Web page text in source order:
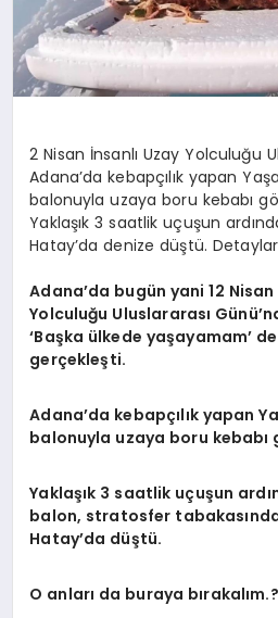
2 Nisan İnsanlı Uzay Yolculuğu
Adana’da kebapçılık yapan
balonuyla uzaya boru kebabı
Yaklaşık 3 saatlik uçuşun
Hatay’da denize düştü.
Adana’da bugün yani 12 Nisan
Yolculuğu Uluslararası
‘Başka ülkede yaşayamam’
gerçekleşti.
Adana’da kebapçılık yapan
balonuyla uzaya boru kebabı
Yaklaşık 3 saatlik uçuşun
balon, stratosfer
Hatay’da düştü.
O anları da buraya